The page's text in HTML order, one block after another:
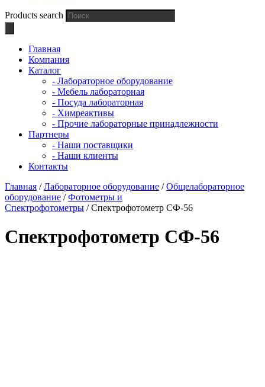
Products search
Главная
Компания
Каталог
- Лабораторное оборудование
- Мебель лабораторная
- Посуда лабораторная
- Химреактивы
- Прочие лабораторные принадлежности
Партнеры
- Наши поставщики
- Наши клиенты
Контакты
Главная /Лабораторное оборудование /Общелабораторное
оборудование /Фотометры и
Спектрофотометры / Спектрофотометр СФ-56
Спектрофотометр СФ-56